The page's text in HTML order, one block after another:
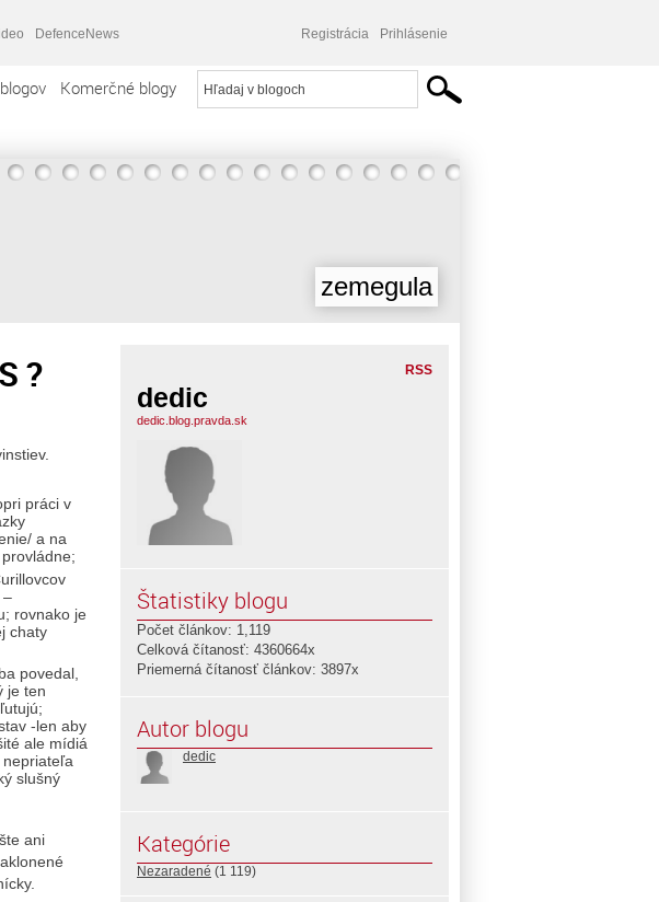
DefenceNews Registrácia Prihlásenie
Komerčné blogy
zemegula
?
práci v
a na
–
rovnako je
chaty
povedal,
je ten
-len aby
ale mídiá
slušný
ani
RSS
dedic
dedic.blog.pravda.sk
Štatistiky blogu
Počet článkov: 1,119
Celková čítanosť: 4360664x
Priemerná čítanosť článkov: 3897x
Autor blogu
dedic
Kategórie
Nezaradené (1 119)